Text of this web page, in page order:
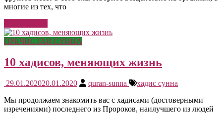
многие из тех, что
ПРЕЧИСТАЯ СУННА
10 хадисов, меняющих жизнь
29.01.202020.01.2020 quran-sunna
хадис сунна
Мы продолжаем знакомить вас с хадисами (достоверными
изречениями) последнего из Пророков, наилучшего из людей